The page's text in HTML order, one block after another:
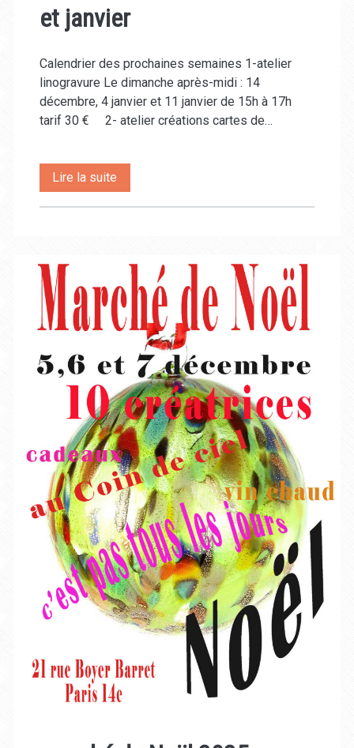
et janvier
Calendrier des prochaines semaines 1-atelier
linogravure Le dimanche après-midi : 14
décembre, 4 janvier et 11 janvier de 15h à 17h
tarif 30 € 2- atelier créations cartes de…
Lire la suite
actualités
décembre
et
janvier